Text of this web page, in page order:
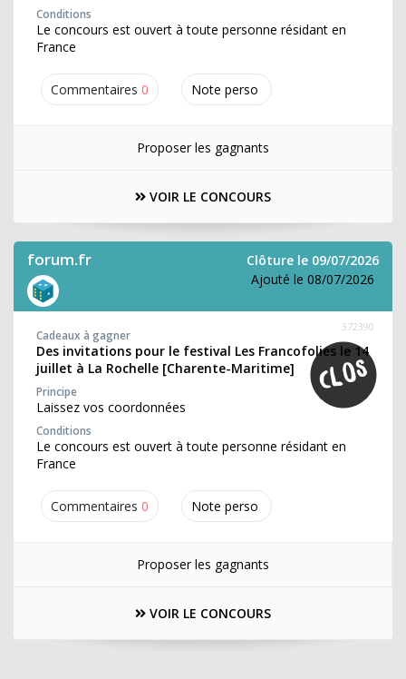
Commentaires 0 Note perso
Conditions
Le concours est ouvert à toute personne résidant en
France
Proposer les gagnants
VOIR LE CONCOURS
forum.fr
Clôture le 09/07/2026
Ajouté le 08/07/2026
Commentaires 0 Note perso
372390
Cadeaux à gagner
Des invitations pour le festival Les Francofolies le 14
juillet à La Rochelle [Charente-Maritime]
Principe
Laissez vos coordonnées
Conditions
Le concours est ouvert à toute personne résidant en
France
Proposer les gagnants
VOIR LE CONCOURS